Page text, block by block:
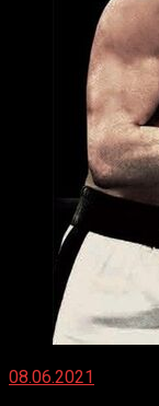
08.06.2021